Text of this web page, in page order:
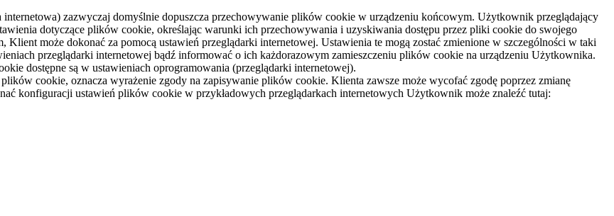
zazwyczaj domyślnie dopuszcza przechowywanie plików cookie w urządzeniu końcowym. Użytkownik przeglądający
dotyczące plików cookie, określając warunki ich przechowywania i uzyskiwania dostępu przez pliki cookie do swojego
może dokonać za pomocą ustawień przeglądarki internetowej. Ustawienia te mogą zostać zmienione w szczególności w taki
przeglądarki internetowej bądź informować o ich każdorazowym zamieszczeniu plików cookie na urządzeniu Użytkownika.
dostępne są w ustawieniach oprogramowania (przeglądarki internetowej).
cookie, oznacza wyrażenie zgody na zapisywanie plików cookie. Klienta zawsze może wycofać zgodę poprzez zmianę
konfiguracji ustawień plików cookie w przykładowych przeglądarkach internetowych Użytkownik może znaleźć tutaj: